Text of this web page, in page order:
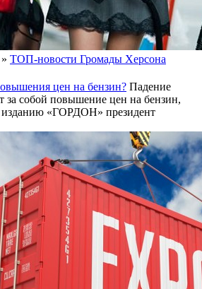
» ТОП-новости Громады Херсона
цен на бензин? Падение
за собой повышение цен на бензин,
изданию «ГОРДОН» президент